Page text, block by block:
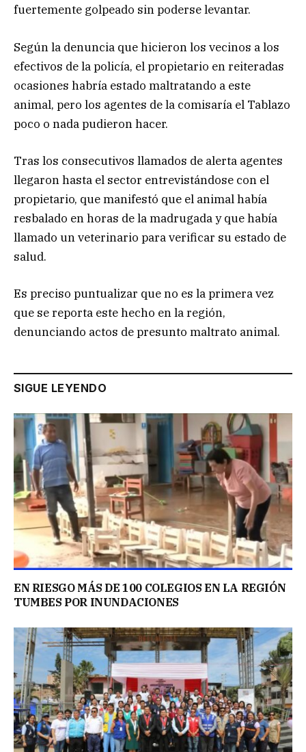
fuertemente golpeado sin poderse levantar.
Según la denuncia que hicieron los vecinos a los
efectivos de la policía, el propietario en reiteradas
ocasiones habría estado maltratando a este
animal, pero los agentes de la comisaría el Tablazo
poco o nada pudieron hacer.
Tras los consecutivos llamados de alerta agentes
llegaron hasta el sector entrevistándose con el
propietario, que manifestó que el animal había
resbalado en horas de la madrugada y que había
llamado un veterinario para verificar su estado de
salud.
Es preciso puntualizar que no es la primera vez
que se reporta este hecho en la región,
denunciando actos de presunto maltrato animal.
SIGUE LEYENDO
EN RIESGO MÁS DE 100 COLEGIOS EN LA REGIÓN
TUMBES POR INUNDACIONES